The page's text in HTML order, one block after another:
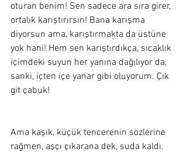
oturan benim! Sen sadece ara sıra girer,
ortalık karıştırırsın! Bana karışma
diyorsun ama, karıştırmakta da üstüne
yok hani! Hem sen karıştırdıkça, sıcaklık
içimdeki suyun her yanına dağılıyor da,
sanki, içten içe yanar gibi oluyorum. Çık
git çabuk!
Ama kaşık, küçük tencerenin sözlerine
rağmen, aşçı çıkarana dek, suda kaldı.